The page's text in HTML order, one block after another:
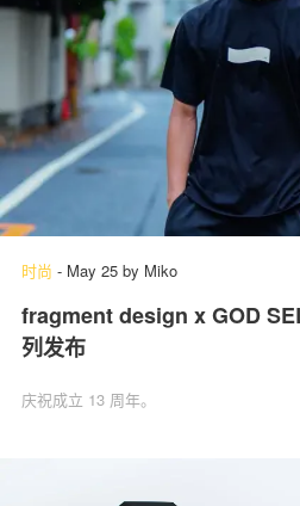
时尚 - May 25 by Miko
fragment design x GOD
列发布
庆祝成立 13 周年。